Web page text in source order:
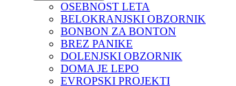
OSEBNOST LETA
BELOKRANJSKI OBZORNIK
BONBON ZA BONTON
BREZ PANIKE
DOLENJSKI OBZORNIK
DOMA JE LEPO
EVROPSKI PROJEKTI